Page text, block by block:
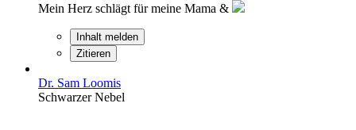
Mein Herz schlägt für meine Mama &
Inhalt melden
Zitieren
Dr. Sam Loomis
Schwarzer Nebel